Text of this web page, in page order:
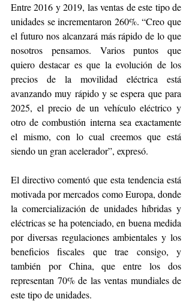
Entre 2016 y 2019, las ventas de este tipo de
unidades se incrementaron 260%. “Creo que
el futuro nos alcanzará más rápido de lo que
nosotros pensamos. Varios puntos que
quiero destacar es que la evolución de los
precios de la movilidad eléctrica está
avanzando muy rápido y se espera que para
2025, el precio de un vehículo eléctrico y
otro de combustión interna sea exactamente
el mismo, con lo cual creemos que está
siendo un gran acelerador”, expresó.
El directivo comentó que esta tendencia está
motivada por mercados como Europa, donde
la comercialización de unidades híbridas y
eléctricas se ha potenciado, en buena medida
por diversas regulaciones ambientales y los
beneficios fiscales que trae consigo, y
también por China, que entre los dos
representan 70% de las ventas mundiales de
este tipo de unidades.